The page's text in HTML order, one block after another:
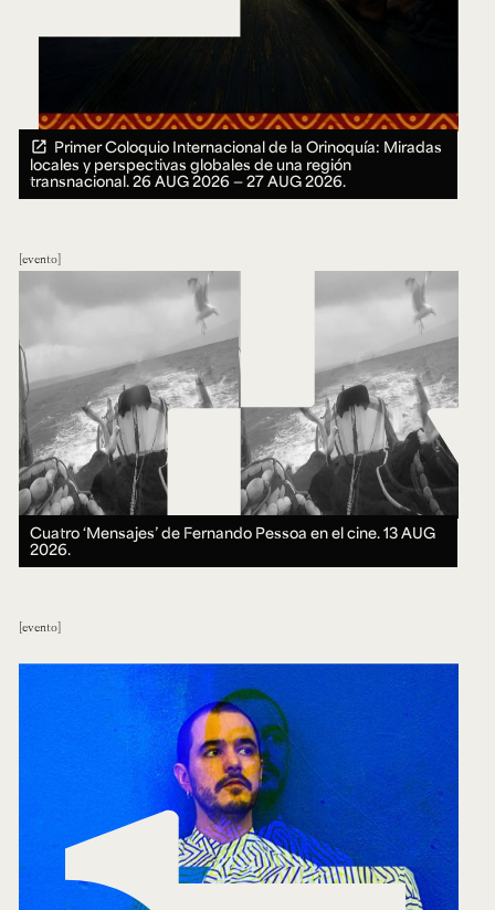
Primer Coloquio Internacional de la Orinoquía: Miradas
locales y perspectivas globales de una región
transnacional.26 AUG 2026 ― 27 AUG 2026.
evento
Cuatro ‘Mensajes’ de Fernando Pessoa en el cine.13 AUG
2026.
evento